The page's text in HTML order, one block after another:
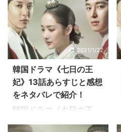
NEXT」で配信中！ 31日
間の無料トライアルキャ
ンペーン実施中なので
《七日の王妃》が見放題
できます！ 利用者が多い
なら安心して使えました
♡ 「うっかりして見逃し
ちゃった！」「録画を忘
ドラマ歴10年♪「韓国ド
2021/1/22
韓国ドラマ《七日の王
妃》13話あらすじと感想
をネタバレで紹介！
韓国ドラマ《七日の王